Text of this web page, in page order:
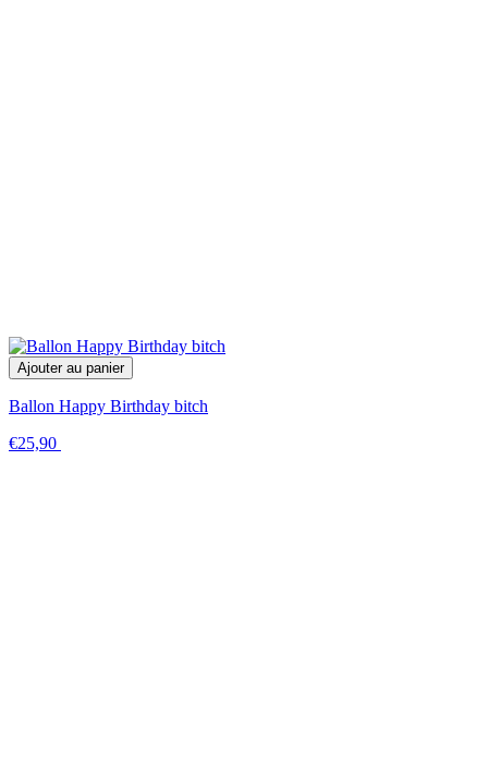
Ajouter au panier
Ballon Happy Birthday bitch
€25,90